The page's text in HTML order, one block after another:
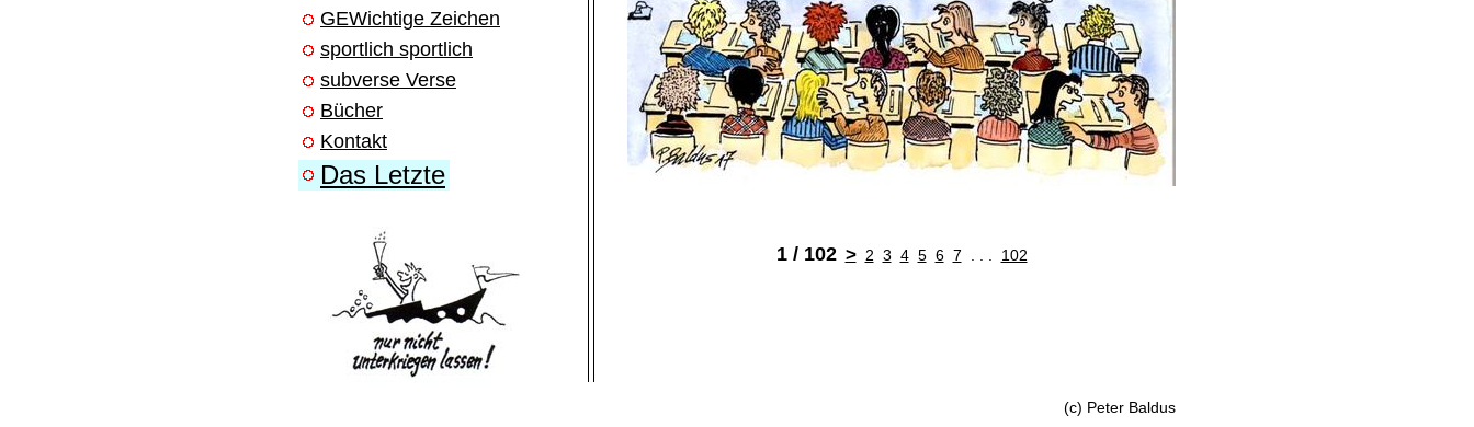
GEWichtige Zeichen
sportlich sportlich
subverse Verse
Bücher
Kontakt
Das Letzte
1 / 102 > 2 3 4 5 6 7 102
(c) Peter Baldus